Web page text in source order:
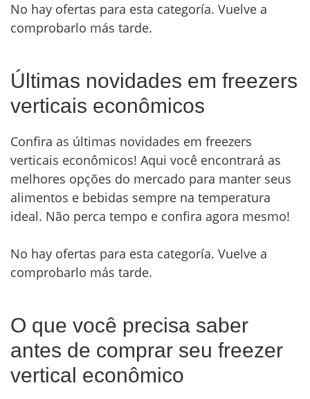
No hay ofertas para esta categoría. Vuelve a
comprobarlo más tarde.
Últimas novidades em freezers
verticais econômicos
Confira as últimas novidades em freezers
verticais econômicos! Aqui você encontrará as
melhores opções do mercado para manter seus
alimentos e bebidas sempre na temperatura
ideal. Não perca tempo e confira agora mesmo!
No hay ofertas para esta categoría. Vuelve a
comprobarlo más tarde.
O que você precisa saber
antes de comprar seu freezer
vertical econômico